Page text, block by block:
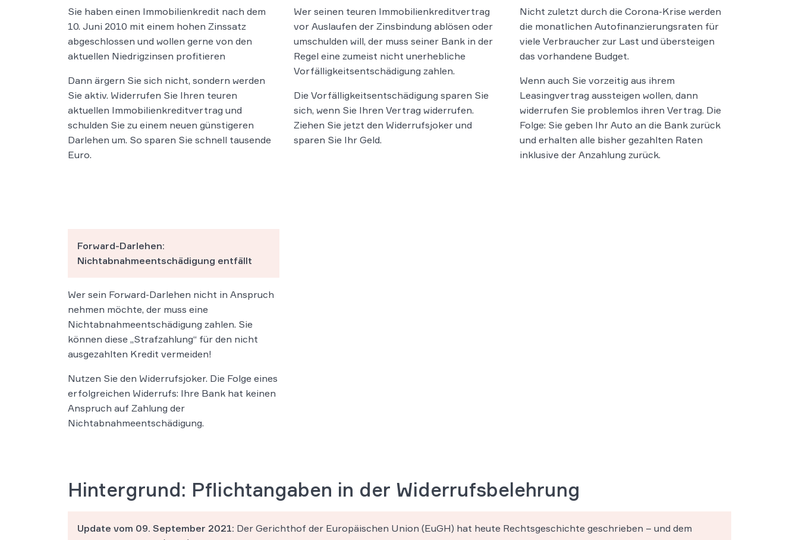
Sie haben einen Immobilienkredit nach dem
10. Juni 2010 mit einem hohen Zinssatz
abgeschlossen und wollen gerne von den
aktuellen Niedrigzinsen profitieren
Dann ärgern Sie sich nicht, sondern werden
Sie aktiv. Widerrufen Sie Ihren teuren
aktuellen Immobilienkreditvertrag und
schulden Sie zu einem neuen günstigeren
Darlehen um. So sparen Sie schnell tausende
Euro.
Wer seinen teuren Immobilienkreditvertrag
vor Auslaufen der Zinsbindung ablösen oder
umschulden will, der muss seiner Bank in der
Regel eine zumeist nicht unerhebliche
Vorfälligkeitsentschädigung zahlen.
Die Vorfälligkeitsentschädigung sparen Sie
sich, wenn Sie Ihren Vertrag widerrufen.
Ziehen Sie jetzt den Widerrufsjoker und
sparen Sie Ihr Geld.
Nicht zuletzt durch die Corona-Krise werden
die monatlichen Autofinanzierungsraten für
viele Verbraucher zur Last und übersteigen
das vorhandene Budget.
Wenn auch Sie vorzeitig aus ihrem
Leasingvertrag aussteigen wollen, dann
widerrufen Sie problemlos ihren Vertrag. Die
Folge: Sie geben Ihr Auto an die Bank zurück
und erhalten alle bisher gezahlten Raten
inklusive der Anzahlung zurück.
Forward-Darlehen:
Nichtabnahmeentschädigung entfällt
Wer sein Forward-Darlehen nicht in Anspruch
nehmen möchte, der muss eine
Nichtabnahmeentschädigung zahlen. Sie
können diese „Strafzahlung“ für den nicht
ausgezahlten Kredit vermeiden!
Nutzen Sie den Widerrufsjoker. Die Folge eines
erfolgreichen Widerrufs: Ihre Bank hat keinen
Anspruch auf Zahlung der
Nichtabnahmeentschädigung.
Hintergrund: Pflichtangaben in der Widerrufsbelehrung
Update vom 09. September 2021: Der Gerichthof der Europäischen Union (EuGH) hat heute Rechtsgeschichte geschrieben – und dem